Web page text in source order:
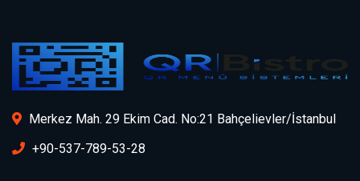
Merkez Mah. 29 Ekim Cad. No:21 Bahçelievler/İstanbul
+90-537-789-53-28